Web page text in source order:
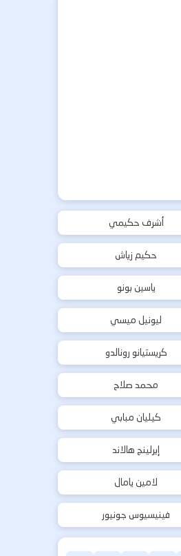
أشرف حكيمي
حكيم زياش
ياسين بونو
ليونيل ميسي
كريستيانو رونالدو
محمد صلاح
كيليان مبابي
إيرلينج هالاند
لامين يامال
فينيسيوس جونيور